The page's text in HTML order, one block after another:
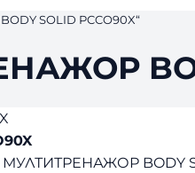
SOLID PCCO90X“
BODY